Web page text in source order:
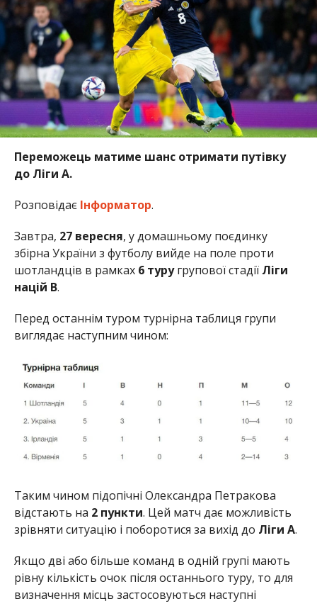
Переможець матиме шанс отримати путівку
до Ліги А.
Розповідає Інформатор.
Завтра, 27 вересня, у домашньому поєдинку
збірна України з футболу вийде на поле проти
шотландців в рамках 6 туругрупової стадії Ліги
націй B.
Перед останнім туром турнірна таблиця групи
виглядає наступним чином:
Таким чином підопічні Олександра Петракова
відстають на 2 пункти. Цей матч дає можливість
зрівняти ситуацію і поборотися за вихід до Ліги А.
Якщо дві або більше команд в одній групі мають
рівну кількість очок після останнього туру, то для
визначення місць застосовуються наступні